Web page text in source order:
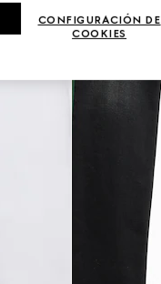
CONFIGURACIÓN DE
COOKIES